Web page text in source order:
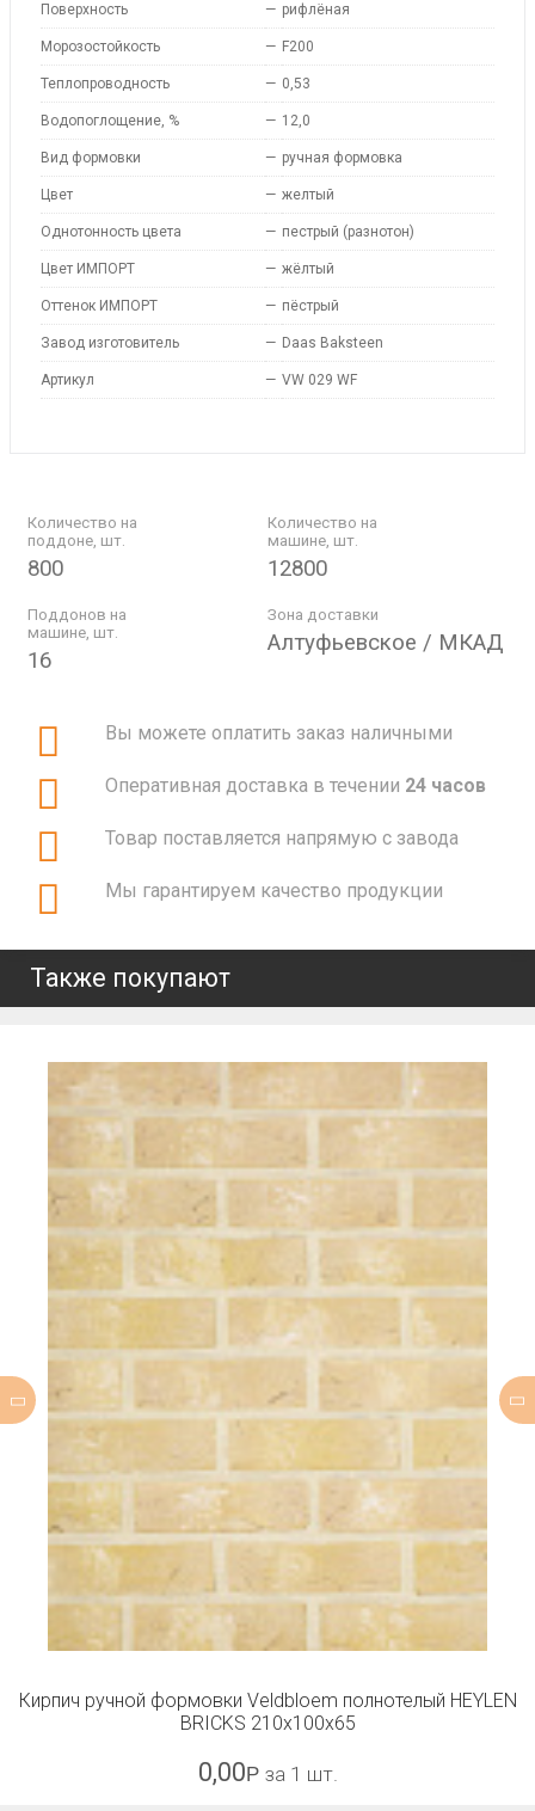
Поверхность — рифлёная
Морозостойкость — F200
Теплопроводность — 0,53
Водопоглощение, % — 12,0
Вид формовки — ручная формовка
Цвет — желтый
Однотонность цвета — пестрый (разнотон)
Цвет ИМПОРТ — жёлтый
Оттенок ИМПОРТ — пёстрый
Завод изготовитель — Daas Baksteen
Артикул — VW 029 WF
Количество на
поддоне, шт.
800
Количество на
машине, шт.
12800
Поддонов на
машине, шт.
16
Зона доставки
Алтуфьевское / МКАД
Вы можете оплатить заказ наличными
Оперативная доставка в течении 24 часов
Товар поставляется напрямую с завода
Мы гарантируем качество продукции
Также покупают
Кирпич ручной формовки Veldbloem полнотелый HEYLEN
BRICKS 210x100x65
0,00Р за 1 шт.